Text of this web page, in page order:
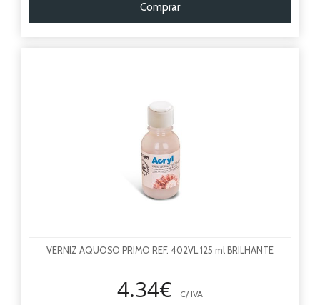
Comprar
VERNIZ AQUOSO PRIMO REF. 402VL 125 ml BRILHANTE
4.34€
C/ IVA